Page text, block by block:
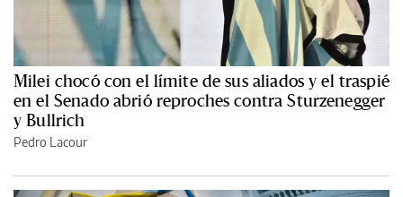
Milei chocó con el límite de sus aliados y el traspié
en el Senado abrió reproches contra Sturzenegger
y Bullrich
Pedro Lacour